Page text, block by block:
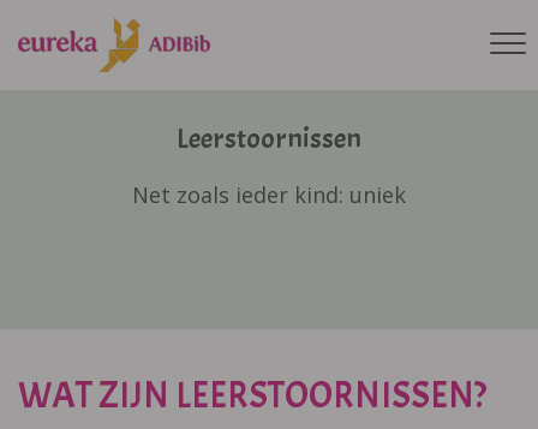
Leerstoornissen
Net zoals ieder kind: uniek
WAT ZIJN LEERSTOORNISSEN?